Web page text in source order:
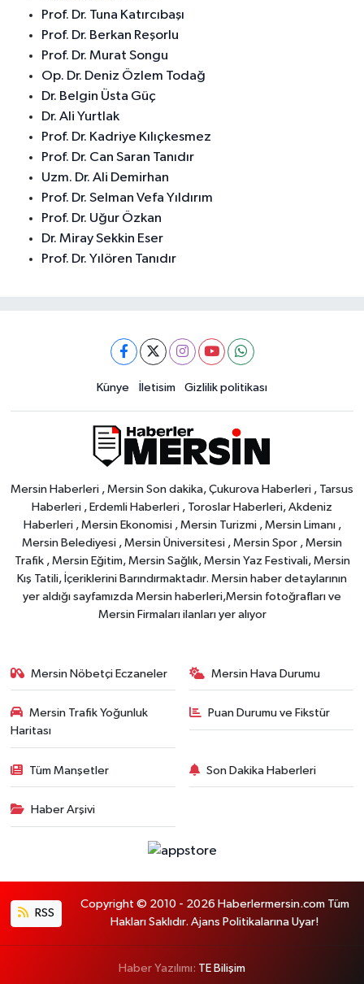
Prof. Dr. Tuna Katırcıbaşı
Prof. Dr. Berkan Reşorlu
Prof. Dr. Murat Songu
Op. Dr. Deniz Özlem Todağ
Dr. Belgin Üsta Güç
Dr. Ali Yurtlak
Prof. Dr. Kadriye Kılıçkesmez
Prof. Dr. Can Saran Tanıdır
Uzm. Dr. Ali Demirhan
Prof. Dr. Selman Vefa Yıldırım
Prof. Dr. Uğur Özkan
Dr. Miray Sekkin Eser
Prof. Dr. Yılören Tanıdır
Künye İletisim Gizlilik politikası
Mersin Haberleri , Mersin Son dakika, Çukurova Haberleri , Tarsus
Haberleri , Erdemli Haberleri , Toroslar Haberleri, Akdeniz
Haberleri , Mersin Ekonomisi , Mersin Turizmi , Mersin Limanı ,
Mersin Belediyesi , Mersin Üniversitesi , Mersin Spor , Mersin
Trafik , Mersin Eğitim, Mersin Sağlık, Mersin Yaz Festivali, Mersin
Kış Tatili, İçeriklerini Barındırmaktadır. Mersin haber detaylarının
yer aldığı sayfamızda Mersin haberleri,Mersin fotoğrafları ve
Mersin Firmaları ilanları yer alıyor
Mersin Nöbetçi Eczaneler Mersin Hava Durumu
Mersin Trafik Yoğunluk
Haritası
Puan Durumu ve Fikstür
Tüm Manşetler Son Dakika Haberleri
Haber Arşivi
RSS
Copyright © 2010 - 2026 Haberlermersin.com Tüm
Hakları Saklıdır. Ajans Politikalarına Uyar!
Haber Yazılımı: TE Bilişim